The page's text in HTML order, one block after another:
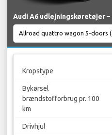
Audi A6 udlejningskøretøjer
Kropstype
Bykørsel
brændstofforbrug pr. 100
km
Drivhjul